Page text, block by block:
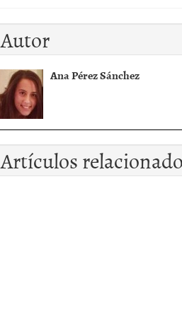
Autor
Ana Pérez Sánchez
Artículos